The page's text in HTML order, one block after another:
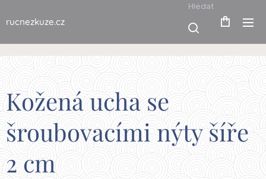
rucnezkuze.cz
Hledat
Kožená ucha se
šroubovacími nýty šíře
2 cm